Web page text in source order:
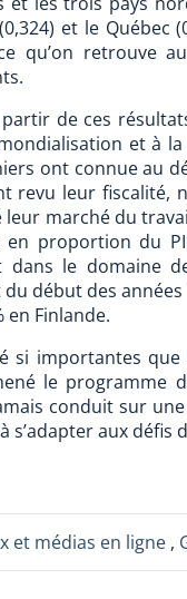
et le Québec
qu’on retrouve
de ces
et à
ont connue au
revu leur fiscalité,
marché du
proportion du
le domaine
début des années
en Finlande.
importantes que
le programme
conduit sur
aux défis
et médias en ligne ,